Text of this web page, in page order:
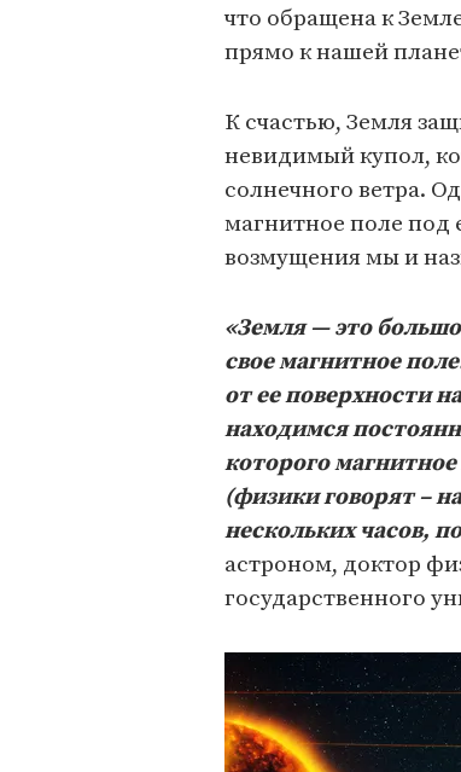
что обращена к
прямо к нашей
К счастью, Земля
невидимый купол,
солнечного ветра.
магнитное поле под
возмущения мы и
«Земля — это
свое магнитное
от ее поверхности
находимся
которого
(физики говорят –
нескольких часов,
астроном, доктор
государственного